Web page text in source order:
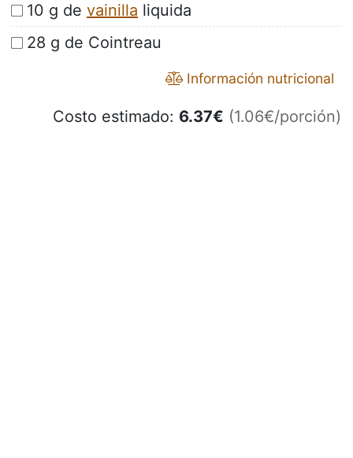
10 g de vainilla liquida
28 g de Cointreau
Información nutricional
Costo estimado: 6.37€ (1.06€/porción)